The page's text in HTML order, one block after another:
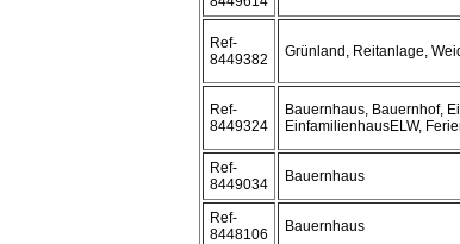
Ref-
8449382
Grünland, Reitanlage,
Ref-
8449324
Bauernhaus, Bauernhof,
EinfamilienhausELW,
Ref-
8449034
Bauernhaus
Ref-
8448106
Bauernhaus